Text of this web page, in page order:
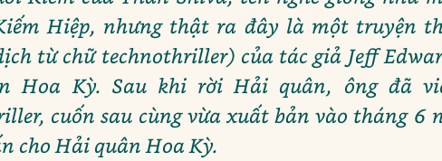
Hiệp, nhưng thật ra đây là một truyện
từ chữ technothriller) của tác giả Jeff
Hoa Kỳ. Sau khi rời Hải quân, ông đã
cuốn sau cùng vừa xuất bản vào tháng 6
cho Hải quân Hoa Kỳ.